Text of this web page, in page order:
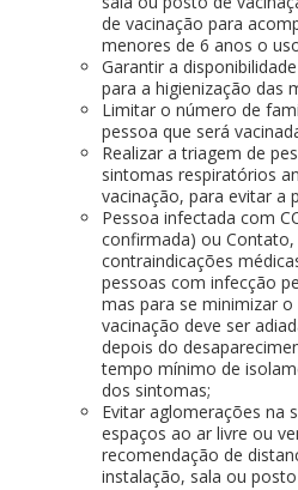
de vacinação para
menores de 6 anos o
Garantir a
para a higienização das
Limitar o número de
pessoa que será
Realizar a triagem de
sintomas respiratórios
vacinação, para evitar a
Pessoa infectada com
confirmada) ou
contraindicações
pessoas com infecção
mas para se minimizar
vacinação deve ser
depois do
tempo mínimo de
dos sintomas;
Evitar aglomerações na
espaços ao ar livre ou
recomendação de
instalação, sala ou